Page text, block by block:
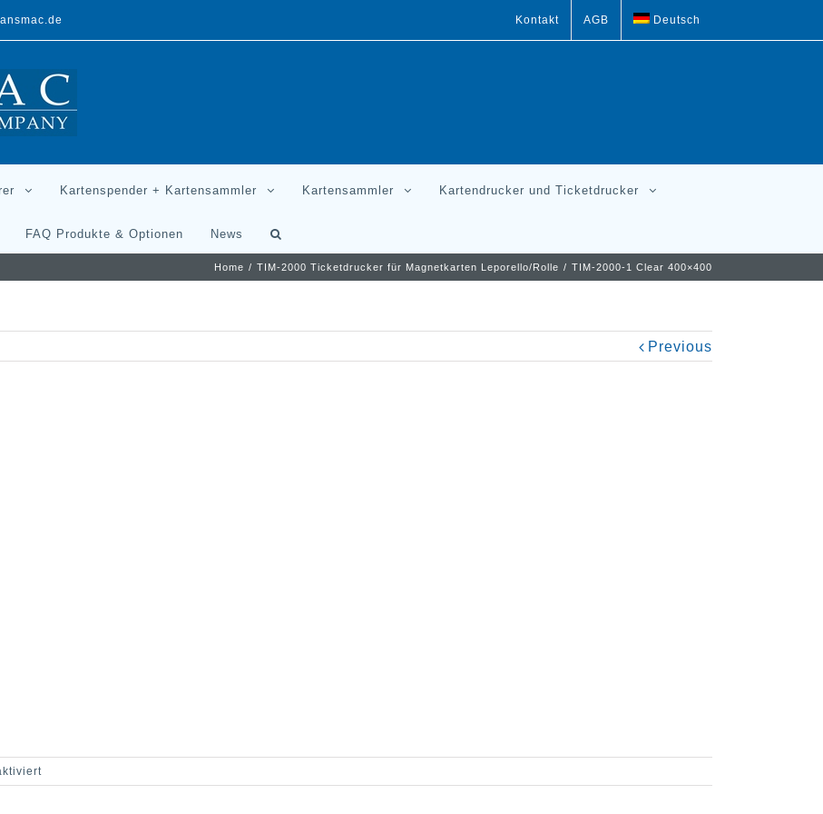
Kontakt AGB Deutsch
Kartenspender + Kartensammler Kartensammler Kartendrucker und Ticketdrucker
FAQ Produkte & Optionen News
Home / TIM-2000 Ticketdrucker für Magnetkarten Leporello/Rolle / TIM-2000-1 Clear 400×400
Previous
TIM-